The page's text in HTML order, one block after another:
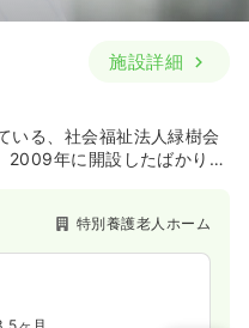
施設詳細
いる、社会福祉法人緑樹会
2009年に開設したばかり
、徳島県に法人本部を含
東京都に2事業所の計9事業
人です。
特別養護老人ホーム